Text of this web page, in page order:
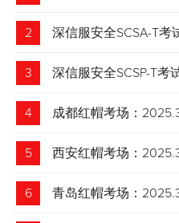
2 深信服安全SCSA-T考
3 深信服安全SCSP-T考
4 成都红帽考场：
5 西安红帽考场：
6 青岛红帽考场：